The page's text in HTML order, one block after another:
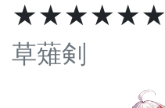
★★★★★★
草薙剣